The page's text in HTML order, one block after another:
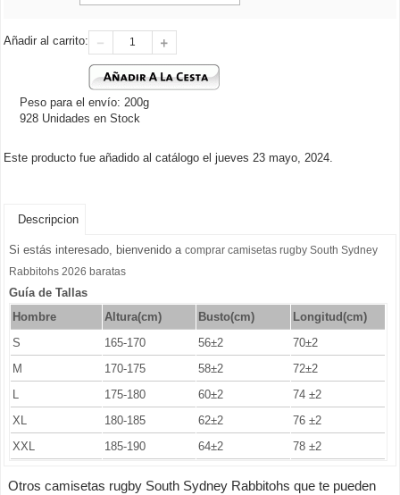
Añadir al carrito:
Peso para el envío: 200g
928 Unidades en Stock
Este producto fue añadido al catálogo el jueves 23 mayo, 2024.
Descripcion
Si estás interesado, bienvenido a comprar camisetas rugby South Sydney
Rabbitohs 2026 baratas
Guía de Tallas
Hombre
Altura(cm) Busto(cm)
Longitud(cm)
S
165-170 56±2
70±2
M
170-175 58±2
72±2
L
175-180 60±2
74 ±2
XL
180-185 62±2
76 ±2
XXL
185-190 64±2 78 ±2
Otros camisetas rugby South Sydney Rabbitohs que te pueden